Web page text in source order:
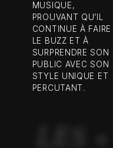
MUSIQUE,
PROUVANT QU’IL
CONTINUE À FAIRE
LE BUZZ ET À
SURPRENDRE SON
PUBLIC AVEC SON
STYLE UNIQUE ET
PERCUTANT.